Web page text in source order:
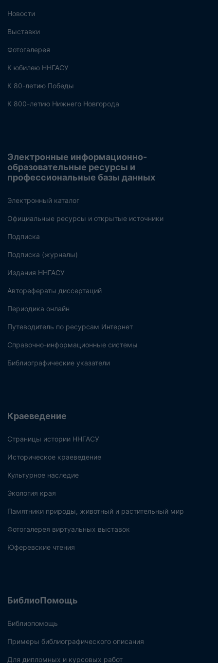
Новости
Выставки
Фотогалерея
К юбилею ННГАСУ
К 80-летию Победы
К 800-летию Нижнего Новгорода
Электронные информационно-
образовательные ресурсы и
профессиональные базы данных
Электронный каталог
Официальные ресурсы и открытые источники
Подписка
Подписка (журналы)
Издания ННГАСУ
Авторефераты диссертаций
Периодика онлайн
Путеводитель по ресурсам Интернет
Справочно-информационные системы
Библиографические указатели
Краеведение
Страницы истории ННГАСУ
Историческое краеведение
Культурное наследие
Экология края
Памятники природы, животный и растительный мир
Фотогалерея виртуальных выставок
Юферевские чтения
БиблиоПомощь
Библиопомощь
Примеры библиографического описания
Для дипломных и курсовых работ